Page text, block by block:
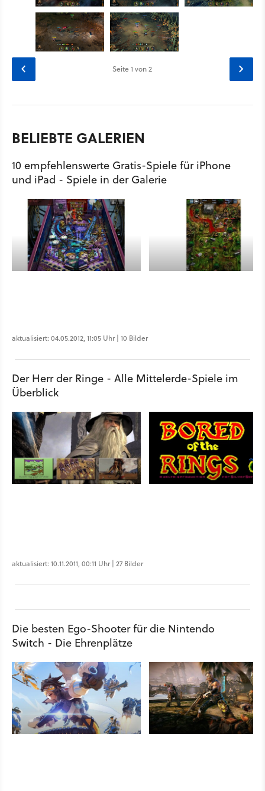
Seite1 von 2
BELIEBTE GALERIEN
10 empfehlenswerte Gratis-Spiele für iPhone
und iPad - Spiele in der Galerie
aktualisiert: 04.05.2012, 11:05 Uhr | 10 Bilder
Der Herr der Ringe - Alle Mittelerde-Spiele im
Überblick
aktualisiert: 10.11.2011, 00:11 Uhr | 27 Bilder
Die besten Ego-Shooter für die Nintendo
Switch - Die Ehrenplätze